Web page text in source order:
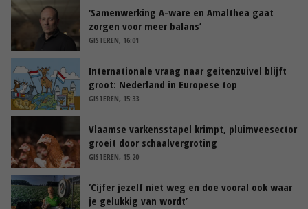
‘Samenwerking A-ware en Amalthea gaat
zorgen voor meer balans’
GISTEREN, 16:01
Internationale vraag naar geitenzuivel blijft
groot: Nederland in Europese top
GISTEREN, 15:33
Vlaamse varkensstapel krimpt, pluimveesector
groeit door schaalvergroting
GISTEREN, 15:20
‘Cijfer jezelf niet weg en doe vooral ook waar
je gelukkig van wordt’